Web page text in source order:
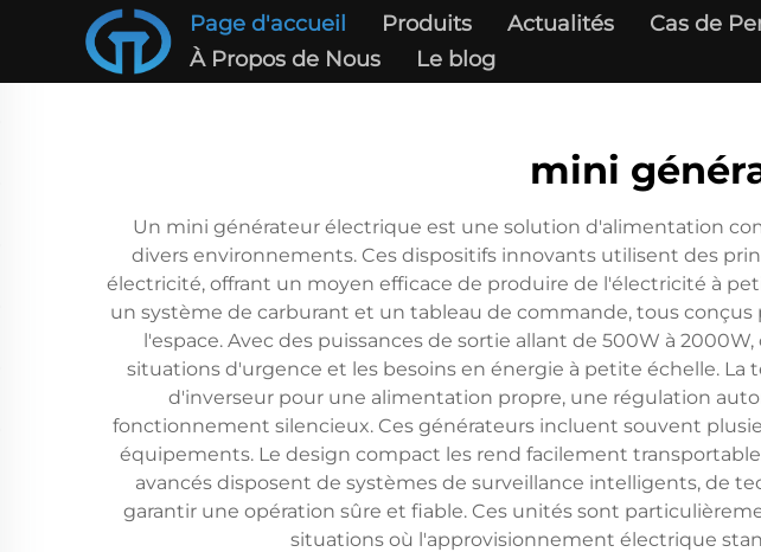
Page d'accueil Produits Actualités Cas de
À Propos de Nous
Le blog
mini
Un mini générateur électrique est une solution d'alimentation
divers environnements. Ces dispositifs innovants utilisent des
électricité, offrant un moyen efficace de produire de l'électricité à
un système de carburant et un tableau de commande, tous
l'espace. Avec des puissances de sortie allant de 500W à
situations d'urgence et les besoins en énergie à petite échelle.
d'inverseur pour une alimentation propre, une régulation
fonctionnement silencieux. Ces générateurs incluent souvent
équipements. Le design compact les rend facilement
avancés disposent de systèmes de surveillance intelligents, de
garantir une opération sûre et fiable. Ces unités sont
situations où l'approvisionnement électrique